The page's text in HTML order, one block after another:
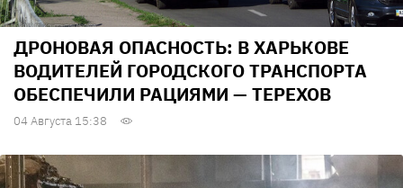
ДРОНОВАЯ ОПАСНОСТЬ: В ХАРЬКОВЕ
ВОДИТЕЛЕЙ ГОРОДСКОГО ТРАНСПОРТА
ОБЕСПЕЧИЛИ РАЦИЯМИ — ТЕРЕХОВ
04 Августа 15:38